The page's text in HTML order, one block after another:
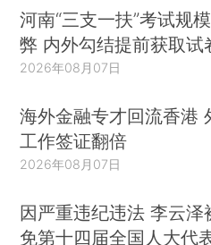
河南“三支一扶”考试规
弊 内外勾结提前获取试
2026年08月07日
海外金融专才回流香港
工作签证翻倍
2026年08月07日
因严重违纪违法 李云泽
免第十四届全国人大代